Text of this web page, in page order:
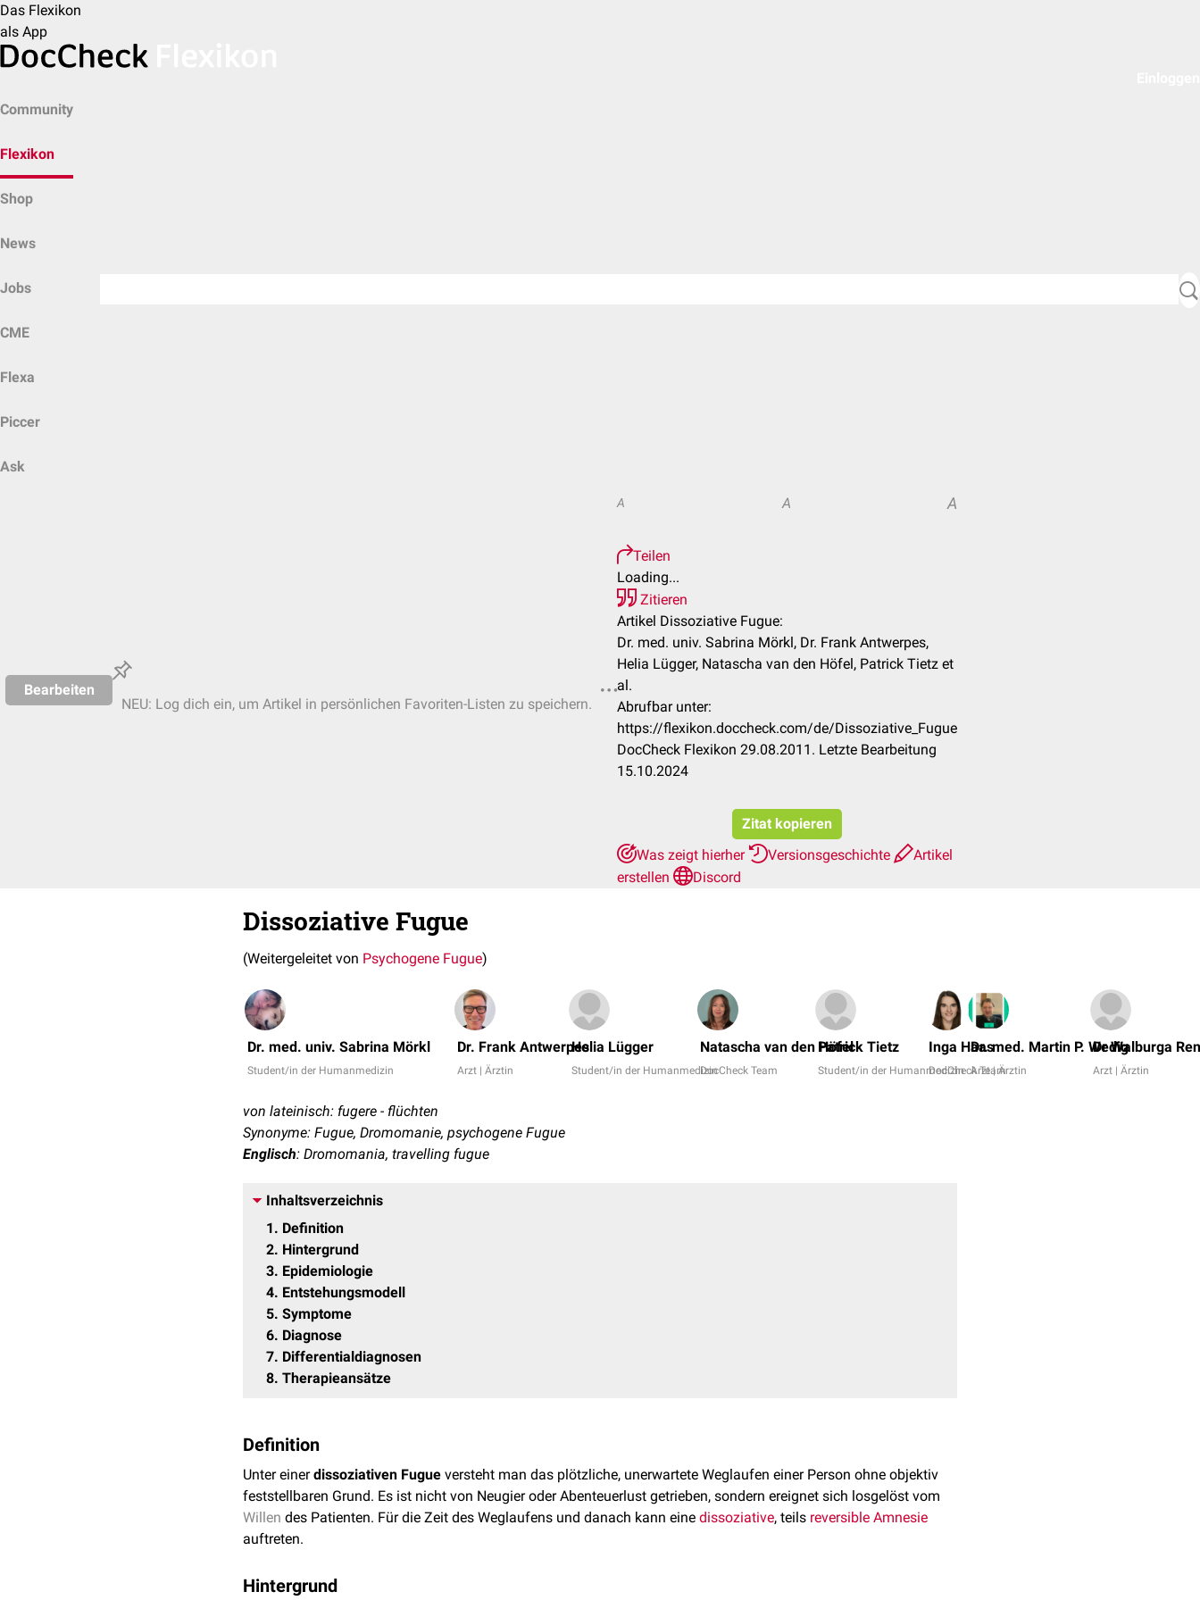
Das Flexikon
als App
Community
Flexikon
Shop
News
Jobs
CME
Flexa
Piccer
Ask
Bearbeiten
NEU: Log dich ein, um Artikel in persönlichen Favoriten-Listen zu speichern.
A A A
Teilen
Loading...
Zitieren
Artikel Dissoziative Fugue:
Dr. med. univ. Sabrina Mörkl, Dr. Frank Antwerpes,
Helia Lügger, Natascha van den Höfel, Patrick Tietz et
al.
Abrufbar unter:
https://flexikon.doccheck.com/de/Dissoziative_Fugue
DocCheck Flexikon 29.08.2011. Letzte Bearbeitung
15.10.2024
Zitat kopieren
Was zeigt hierher
Versionsgeschichte
Artikel
erstellen
Discord
Dissoziative Fugue
(Weitergeleitet von Psychogene Fugue)
Dr. med. univ. Sabrina Mörkl
Student/in der Humanmedizin
Dr. Frank Antwerpes
Arzt | Ärztin
Helia Lügger
Student/in der Humanmedizin
Natascha van den Höfel
DocCheck Team
Patrick Tietz
Student/in der Humanmedizin
Inga Haas
DocCheck Team
Dr. med. Martin P. Wedig
Arzt | Ärztin
Dr Walburga
Arzt | Ärztin
von lateinisch: fugere - flüchten
Synonyme: Fugue, Dromomanie, psychogene Fugue
Englisch: Dromomania, travelling fugue
Inhaltsverzeichnis
1
Definition
2 Hintergrund
3 Epidemiologie
4 Entstehungsmodell
5 Symptome
6 Diagnose
7 Differentialdiagnosen
8 Therapieansätze
Definition
Unter einerdissoziativen Fugue versteht man das plötzliche, unerwartete Weglaufen einer Person ohne objektiv
feststellbaren Grund. Es ist nicht von Neugier oder Abenteuerlust getrieben, sondern ereignet sich losgelöst vom
Willen des Patienten. Für die Zeit des Weglaufens und danach kann eine dissoziative, teils reversible Amnesie
auftreten.
Hintergrund